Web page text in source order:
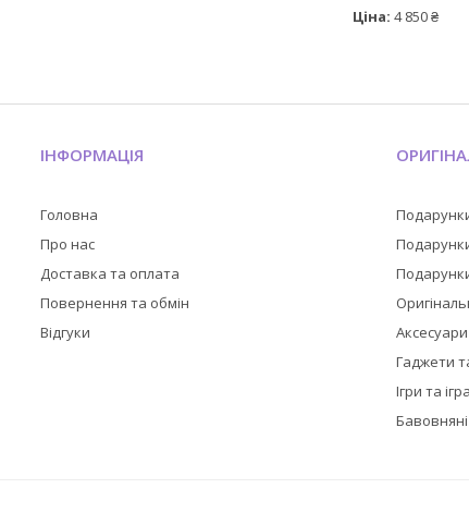
Ціна: 4 850 ₴
ІНФОРМАЦІЯ
Головна
Про нас
Доставка та оплата
Повернення та обмін
Відгуки
Гаджети
Ігри та
Бавовняні